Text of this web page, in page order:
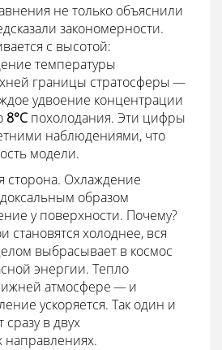
не только объяснили
закономерности.
с высотой:
температуры
границы стратосферы —
удвоение концентрации
8°C похолодания. Эти цифры
наблюдениями, что
модели.
сторона. Охлаждение
образом
у поверхности. Почему?
становятся холоднее, вся
выбрасывает в космос
энергии. Тепло
атмосфере — и
ускоряется. Так один и
сразу в двух